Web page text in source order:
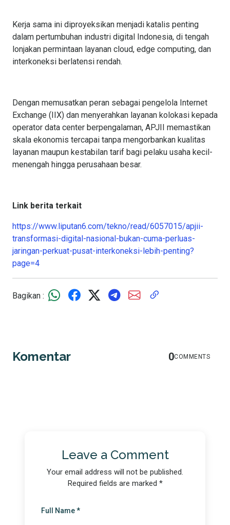
Kerja sama ini diproyeksikan menjadi katalis penting
dalam pertumbuhan industri digital Indonesia, di tengah
lonjakan permintaan layanan cloud, edge computing, dan
interkoneksi berlatensi rendah.
Dengan memusatkan peran sebagai pengelola Internet
Exchange (IIX) dan menyerahkan layanan kolokasi kepada
operator data center berpengalaman, APJII memastikan
skala ekonomis tercapai tanpa mengorbankan kualitas
layanan maupun kestabilan tarif bagi pelaku usaha kecil-
menengah hingga perusahaan besar.
Link berita terkait
https://www.liputan6.com/tekno/read/6057015/apjii-
transformasi-digital-nasional-bukan-cuma-perluas-
jaringan-perkuat-pusat-interkoneksi-lebih-penting?
page=4
Bagikan :
Komentar 0COMMENTS
Leave a Comment
Your email address will not be published.
Required fields are marked *
Full Name *